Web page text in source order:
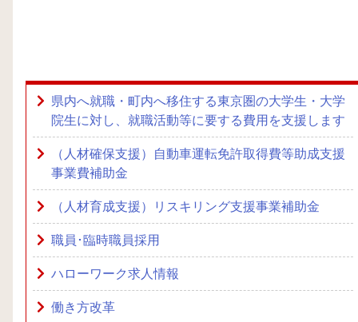
県内へ就職・町内へ移住する東京圏の大学生・大学
院生に対し、就職活動等に要する費用を支援します
（人材確保支援）自動車運転免許取得費等助成支援
事業費補助金
（人材育成支援）リスキリング支援事業補助金
職員･臨時職員採用
ハローワーク求人情報
働き方改革